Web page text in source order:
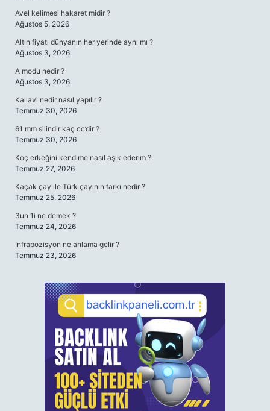
Avel kelimesi hakaret midir ?
Ağustos 5, 2026
Altın fiyatı dünyanın her yerinde aynı mı ?
Ağustos 3, 2026
A modu nedir ?
Ağustos 3, 2026
Kallavi nedir nasıl yapılır ?
Temmuz 30, 2026
61 mm silindir kaç cc’dir ?
Temmuz 30, 2026
Koç erkeğini kendime nasıl aşık ederim ?
Temmuz 27, 2026
Kaçak çay ile Türk çayının farkı nedir ?
Temmuz 25, 2026
3un 1i ne demek ?
Temmuz 24, 2026
Infrapozisyon ne anlama gelir ?
Temmuz 23, 2026